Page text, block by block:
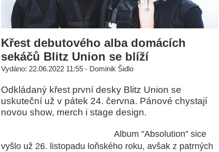
Křest debutového alba domácích
sekáčů Blitz Union se blíží
Vydáno: 22.06.2022 11:55 - Dominik Šidlo
Odkládaný křest první desky Blitz Union se
uskuteční už v pátek 24. června. Pánové chystají
novou show, merch i stage design.
Album "Absolution" sice
vyšlo už 26. listopadu loňského roku, avšak z patrných